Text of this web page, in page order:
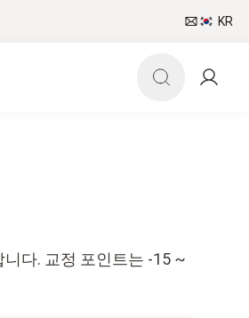
KR
다. 교정 포인트는 -15 ~